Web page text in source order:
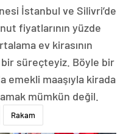
İstanbul ve Silivri’de
fiyatlarının yüzde
ev kirasının
bir süreçteyiz. Böyle bir
emekli maaşıyla kirada
mümkün değil.
Rakam